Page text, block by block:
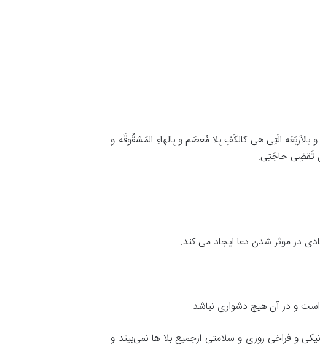
بالاَربَعَه الَتِی هی کالکَفِ بِلا مُعصَم و بِالهاءِ المَشقُوقَه و
تَقضِی حاجَتِی.
در موثر شدن دعا ایجاد می کند.
و در آن هیچ دشواری نباشد.
و فراخی روزی و سلامتی ازجمیع بلا‌ ها نمی‌بیند و